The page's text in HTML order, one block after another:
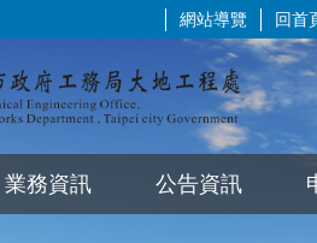
網站導覽 回首
業務資訊 公告資訊